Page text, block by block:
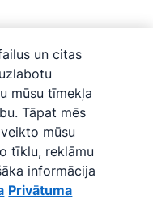
pārdošanas CRM
un citas
mūsu tīmekļa
Tāpat mēs
mūsu
tīklu, reklāmu
informācija
Privātuma